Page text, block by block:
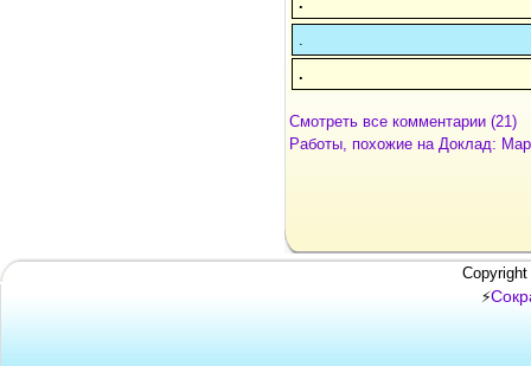
.
Смотреть все комментарии (21)
Работы, похожие на Доклад:
⚡